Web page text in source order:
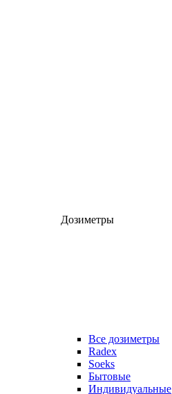
Дозиметры
Все дозиметры
Radex
Soeks
Бытовые
Индивидуальные